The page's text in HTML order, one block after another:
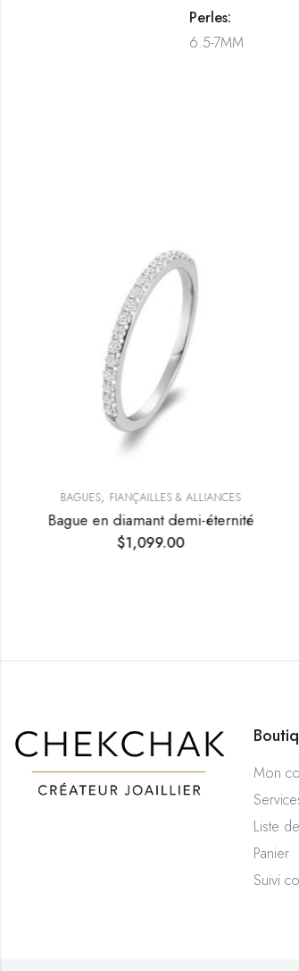
Perles:
6.5-7MM
BAGUES, FIANÇAILLES & ALLIANCES
Bague en diamant demi-éternité
$1,099.00
Mon
Liste
Panier
Suivi